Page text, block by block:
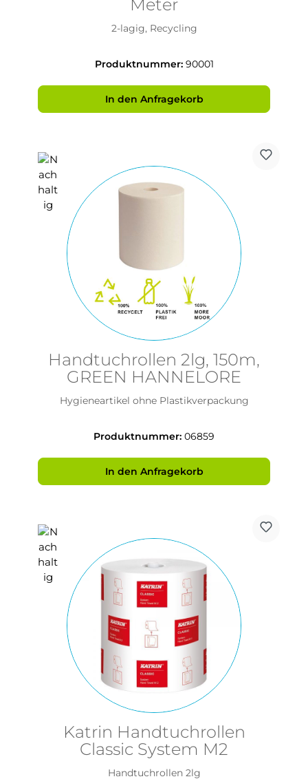
Meter
2-lagig, Recycling
Produktnummer: 90001
In den Anfragekorb
Handtuchrollen 2lg, 150m,
GREEN HANNELORE
Hygieneartikel ohne Plastikverpackung
Produktnummer: 06859
In den Anfragekorb
Katrin Handtuchrollen
Classic System M2
Handtuchrollen 2lg